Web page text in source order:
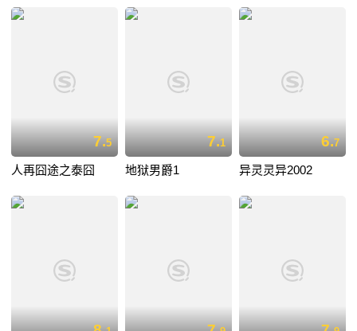
7.5
人再囧途之泰囧
7.1
地狱男爵1
6.7
异灵灵异2002